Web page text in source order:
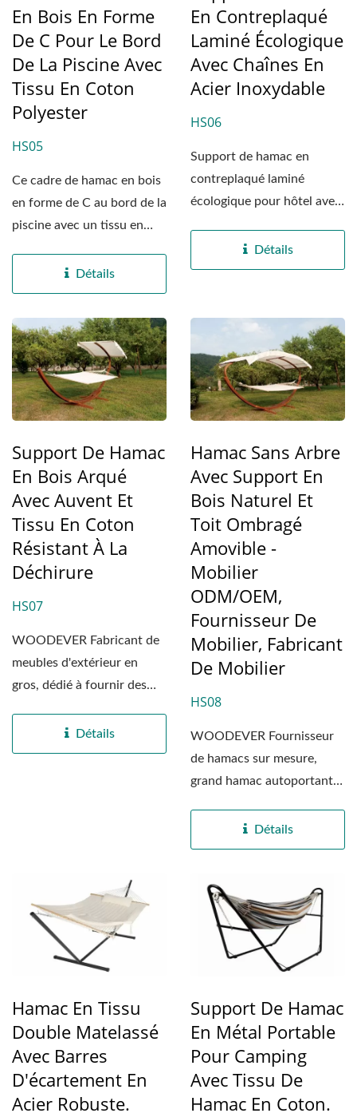
En Bois En Forme
De C Pour Le Bord
De La Piscine Avec
Tissu En Coton
Polyester
HS05
Ce cadre de hamac en bois
en forme de C au bord de la
piscine avec un tissu en
Détails
En Contreplaqué
Laminé Écologique
Avec Chaînes En
Acier Inoxydable
HS06
Support de hamac en
contreplaqué laminé
écologique pour hôtel avec
inoxydable,...Détails
Support De Hamac
En Bois Arqué
Avec Auvent Et
Tissu En Coton
Résistant À La
Déchirure
HS07
WOODEVER Fabricant de
meubles d'extérieur en
gros, dédié à fournir des
Détails
Hamac Sans Arbre
Avec Support En
Bois Naturel Et
Toit Ombragé
Amovible -
Mobilier
ODM/OEM,
Fournisseur De
Mobilier, Fabricant
De Mobilier
HS08
WOODEVER Fournisseur
de hamacs sur mesure,
grand hamac autoportant.
Détails
Hamac En Tissu
Double Matelassé
Avec Barres
D'écartement En
Acier Robuste.
Support De Hamac
En Métal Portable
Pour Camping
Avec Tissu De
Hamac En Coton.